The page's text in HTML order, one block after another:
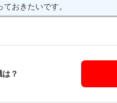
ておきたいです。
？